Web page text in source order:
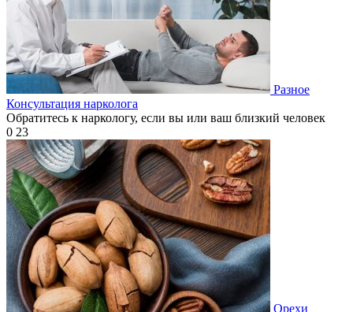
Разное
Консультация нарколога
Обратитесь к наркологу, если вы или ваш близкий человек
0 23
Орехи